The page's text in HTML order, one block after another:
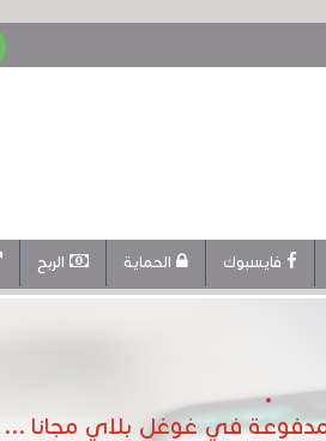
فايسبوك الحماية الربح
في غوغل بلاي مجانا ...